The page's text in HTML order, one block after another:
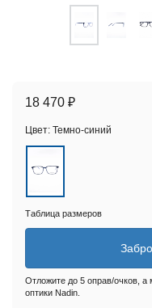
18 470 ₽
Цвет: Темно-синий
Таблица размеров
Отложите до 5 оправ/очков,
оптики Nadin.